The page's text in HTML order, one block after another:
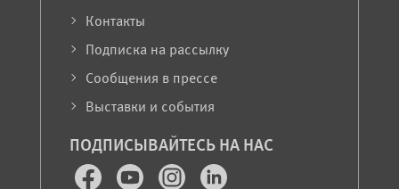
Контакты
Подписка на рассылку
Сообщения в прессе
Выставки и события
ПОДПИСЫВАЙТЕСЬ НА НАС
FacebookYoutube InstagramLinkedIn